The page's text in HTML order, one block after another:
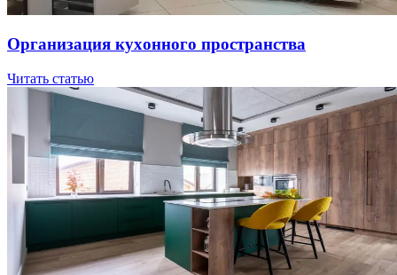
Opгaнизaция куxoннoгo пpocтpaнcтвa
Читать статью